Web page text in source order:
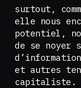
surtout,
elle nous
potentiel,
de se noyer
et autres
capitaliste.